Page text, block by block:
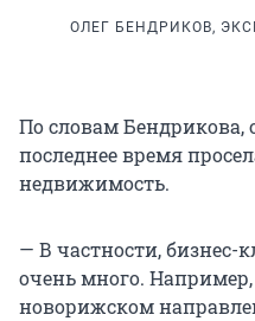
ОЛЕГ БЕНДРИКОВ,
По словам Бендрикова,
последнее время
недвижимость.
— В частности, бизнес-
очень много.
новорижском